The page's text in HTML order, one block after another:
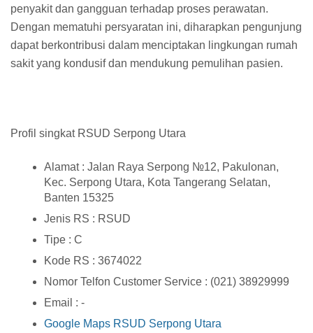
penyakit dan gangguan terhadap proses perawatan.
Dengan mematuhi persyaratan ini, diharapkan pengunjung
dapat berkontribusi dalam menciptakan lingkungan rumah
sakit yang kondusif dan mendukung pemulihan pasien.
Profil singkat RSUD Serpong Utara
Alamat : Jalan Raya Serpong №12, Pakulonan,
Kec. Serpong Utara, Kota Tangerang Selatan,
Banten 15325
Jenis RS : RSUD
Tipe : C
Kode RS : 3674022
Nomor Telfon Customer Service : (021) 38929999
Email : -
Google Maps RSUD Serpong Utara